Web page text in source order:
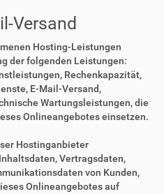
Versand
Hosting-Leistungen
der folgenden Leistungen:
Rechenkapazität,
E-Mail-Versand,
Wartungsleistungen, die
Onlineangebotes einsetzen.
Hostinganbieter
Vertragsdaten,
von Kunden,
Onlineangebotes auf